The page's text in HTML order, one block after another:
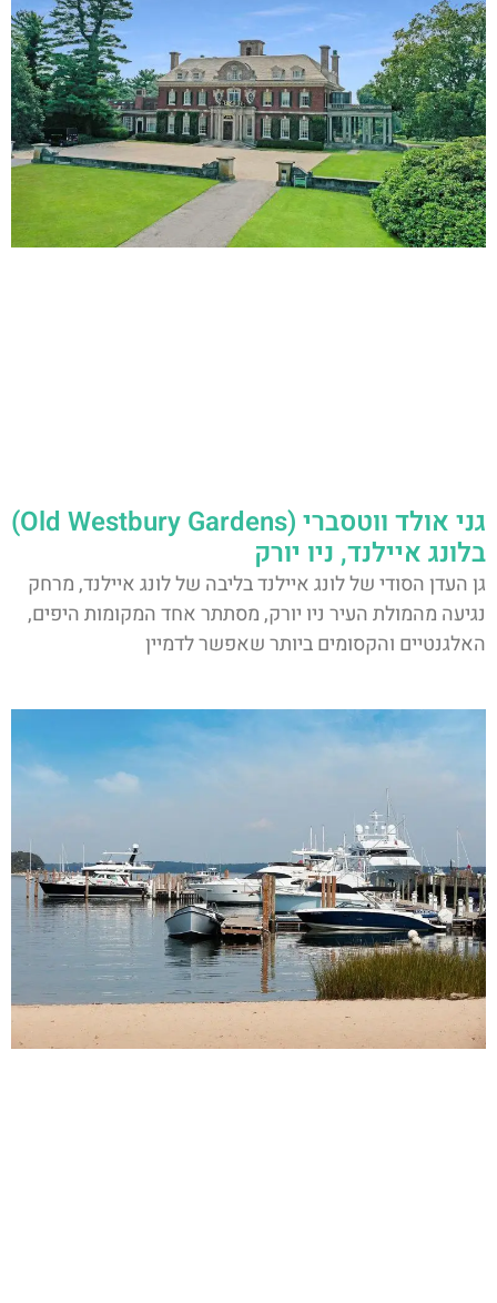
גני אולד ווטסברי (Old Westbury Gardens)
בלונג איילנד, ניו יורק
גן העדן הסודי של לונג איילנד בליבה של לונג איילנד, מרחק
נגיעה מהמולת העיר ניו יורק, מסתתר אחד המקומות היפים,
האלגנטיים והקסומים ביותר שאפשר לדמיין